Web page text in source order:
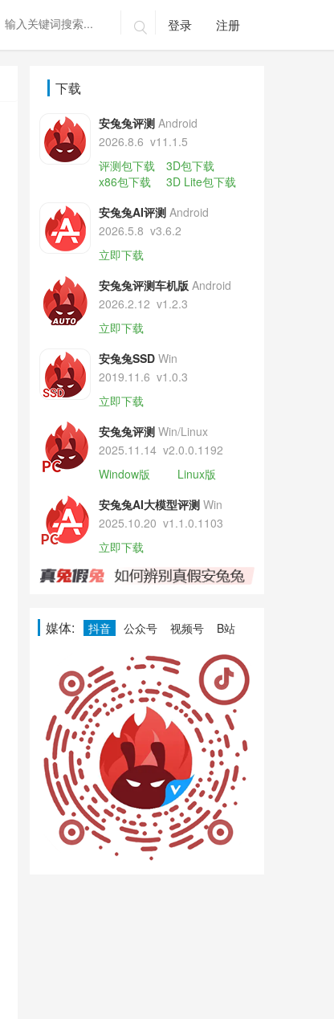
 登录 注册
下载
安兔兔评测 Android
2026.8.6 v11.1.5
评测包下载
3D包下载
x86包下载
3D Lite包下载
安兔兔AI评测 Android
2026.5.8 v3.6.2
立即下载
安兔兔评测车机版 Android
2026.2.12 v1.2.3
立即下载
安兔兔SSD Win
2019.11.6 v1.0.3
立即下载
安兔兔评测 Win/Linux
2025.11.14 v2.0.0.1192
Window版
Linux版
安兔兔AI大模型评测 Win
2025.10.20 v1.1.0.1103
立即下载
媒体: 抖音 公众号 视频号 B站